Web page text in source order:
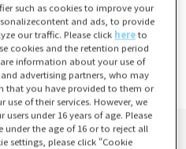
日程度で発送予定
当社指定休業日は発送業務は行い
ん。
ダーをご確認ください。
such as cookies to improve your
and ads, to provide
our traffic. Please click hereto
cookies and the retention period
information about your use of
advertising partners, who may
that you have provided to them or
of their services. However, we
under 16 years of age. Please
under the age of 16 or to reject all
settings, please click “Cookie